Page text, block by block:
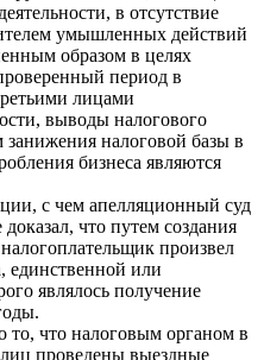
в отсутствие
умышленных действий
образом в целях
период в
лицами
выводы налогового
налоговой базы в
бизнеса являются
с чем апелляционный суд
что путем создания
произвел
единственной или
являлось получение
то, что налоговым органом в
проведены выездные